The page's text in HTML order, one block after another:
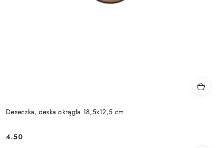
Deseczka, deska okrągła 18,5x12,5 cm
Cena:
4.50